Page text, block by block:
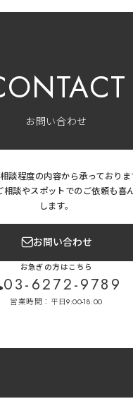
お問い合わせ
談程度の内容から承っておりま
談やスポットでのご依頼も喜
します。
お問い合わせ
お急ぎの方はこちら
03-6272-9789
営業時間：平日9:00-18:00